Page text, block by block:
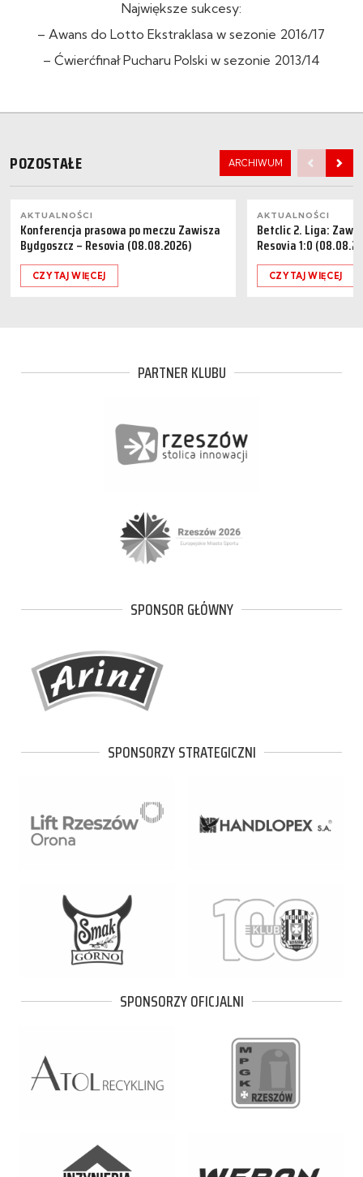
Największe sukcesy:
– Awans do Lotto Ekstraklasa w sezonie 2016/17
– Ćwierćfinał Pucharu Polski w sezonie 2013/14
POZOSTAŁE ARCHIWUM
AKTUALNOŚCI
Konferencja prasowa po meczu Zawisza
Bydgoszcz – Resovia (08.08.2026)
CZYTAJ WIĘCEJ
AKTUALNOŚCI
Betclic 2. Liga:
Resovia 1:0
CZYTAJ WIĘCEJ
PARTNER KLUBU
SPONSOR GŁÓWNY
SPONSORZY STRATEGICZNI
SPONSORZY OFICJALNI